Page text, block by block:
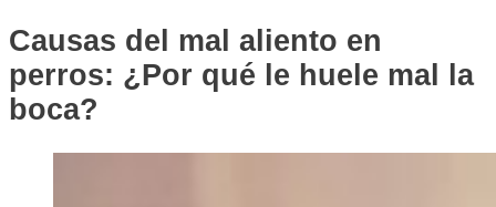
Causas del mal aliento en
perros: ¿Por qué le huele mal la
boca?